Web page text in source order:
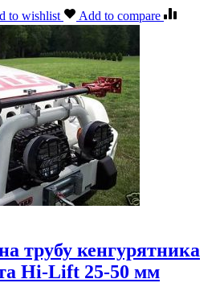
to wishlist Add to compare
трубу кенгурятника
Hi-Lift 25-50 мм